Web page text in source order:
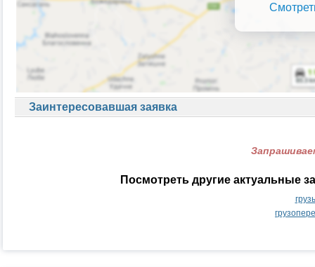
Заинтересовавшая заявка
Посмотреть другие актуальные